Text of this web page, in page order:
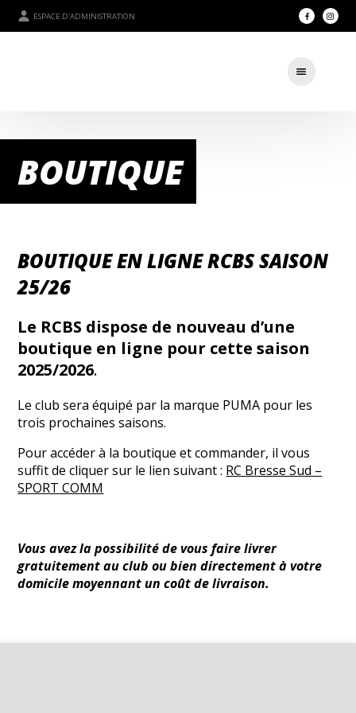
ESPACE D'ADMINISTRATION
BOUTIQUE
BOUTIQUE EN LIGNE RCBS SAISON
25/26
Le RCBS dispose de nouveau d’une
boutique en ligne pour cette saison
2025/2026.
Le club sera équipé par la marque PUMA pour les
trois prochaines saisons.
Pour accéder à la boutique et commander, il vous
suffit de cliquer sur le lien suivant : RC Bresse Sud –
SPORT COMM
Vous avez la possibilité de vous faire livrer
gratuitement au club ou bien directement à votre
domicile moyennant un coût de livraison.